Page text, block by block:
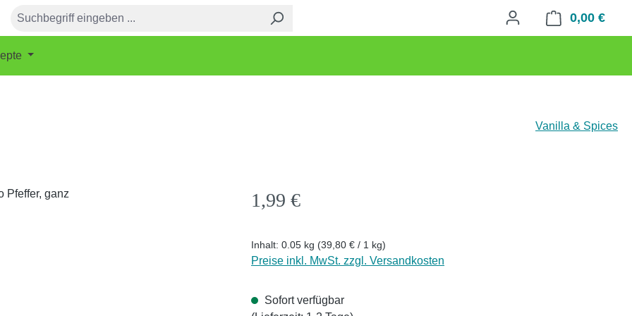
0,00 €
Vanilla & Spices
Regulärer Preis:
1,99 €
Inhalt: 0.05 kg (39,80 € / 1 kg)
Preise inkl. MwSt. zzgl. Versandkosten
Sofort verfügbar